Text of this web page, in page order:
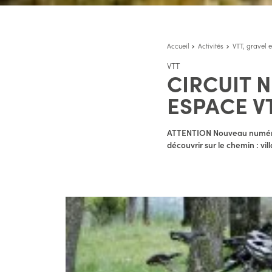
Accueil Activités VTT, gravel
VTT
CIRCUIT
ESPACE
ATTENTION Nouveau
découvrir sur le chemin :